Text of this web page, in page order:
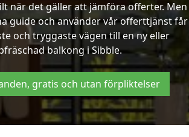
när det gäller att jämföra offerter. Men
guide och använder vår offerttjänst får
och tryggaste vägen till en ny eller
balkong i Sibble.
gratis och utan förpliktelser